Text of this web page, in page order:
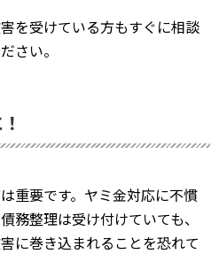
を受けている方もすぐに相談
さい。
重要です。ヤミ金対応に不慣
務整理は受け付けていても、
に巻き込まれることを恐れて